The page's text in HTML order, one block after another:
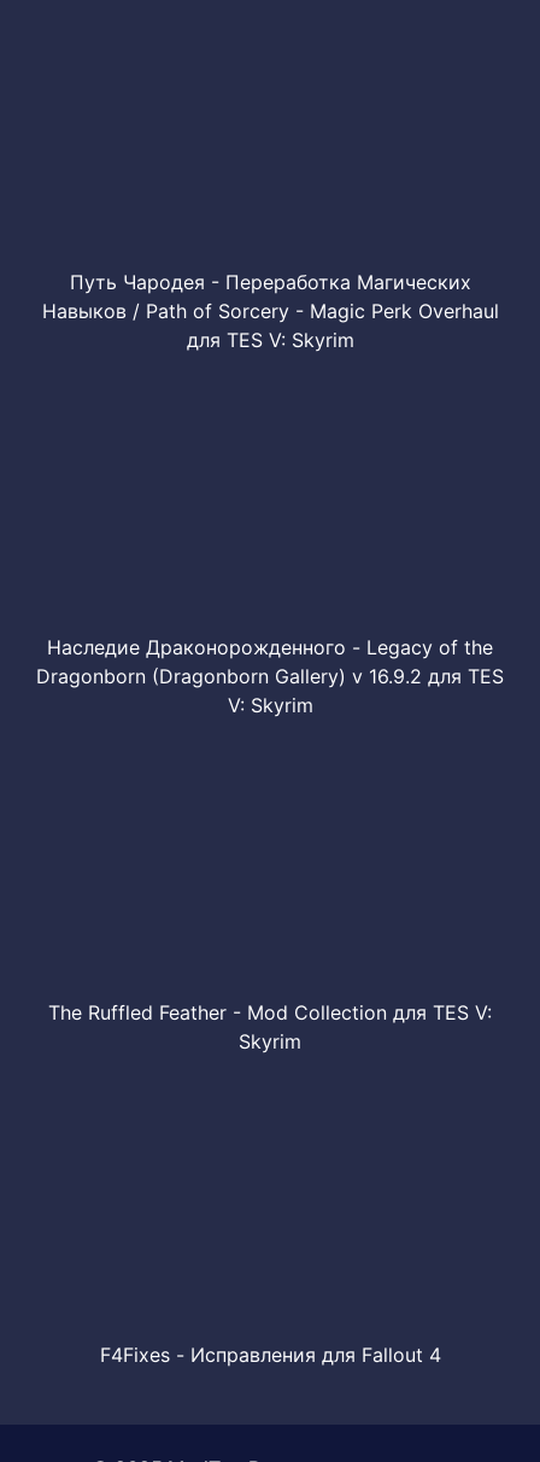
Путь Чародея - Переработка Магических
Навыков / Path of Sorcery - Magic Perk Overhaul
для TES V: Skyrim
Наследие Драконорожденного - Legacy of the
Dragonborn (Dragonborn Gallery) v 16.9.2 для TES
V: Skyrim
The Ruffled Feather - Mod Collection для TES V:
Skyrim
F4Fixes - Исправления для Fallout 4